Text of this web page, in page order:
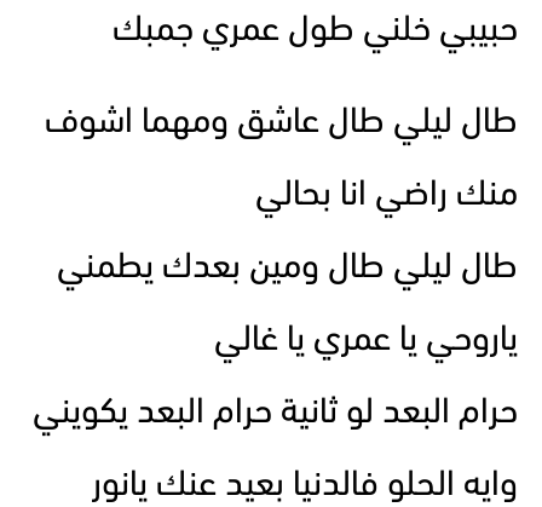
حبيبي خلني طول عمري جمبك
طال ليلي طال عاشق ومهما اشوف
منك راضي انا بحالي
طال ليلي طال ومين بعدك يطمني
ياروحي يا عمري يا غالي
حرام البعد لو ثانية حرام البعد يكويني
وايه الحلو فالدنيا بعيد عنك يانور